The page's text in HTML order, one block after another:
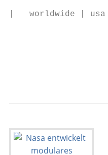
|   worldwide | usa